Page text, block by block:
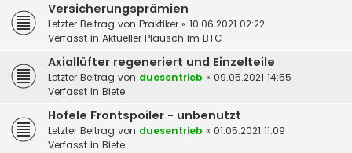
Versicherungsprämien
Letzter Beitrag von Praktiker « 10.06.2021 02:22
Verfasst in Aktueller Plausch im BTC
Axiallüfter regeneriert und Einzelteile
Letzter Beitrag von duesentrieb « 09.05.2021 14:55
Verfasst in Biete
Hofele Frontspoiler - unbenutzt
Letzter Beitrag von duesentrieb « 01.05.2021 11:09
Verfasst in Biete